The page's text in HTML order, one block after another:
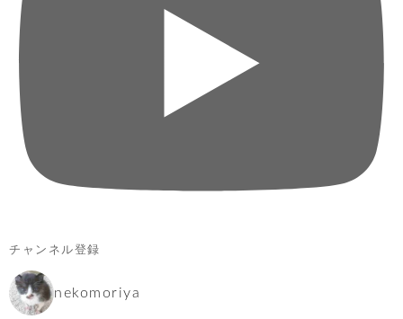
チャンネル登録
nekomoriya